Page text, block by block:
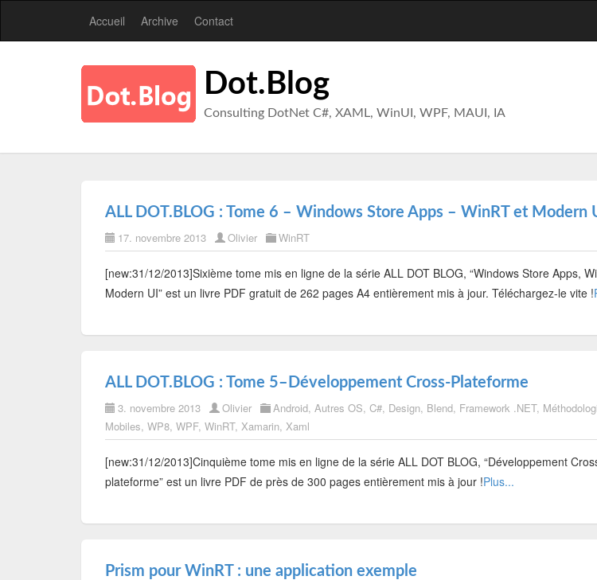
Accueil Archive Contact
Dot.Blog
Consulting DotNet C#, XAML, WinUI, WPF, MAUI, IA
ALL DOT.BLOG : Tome 6 – Windows Store Apps – WinRT et Modern
17. novembre 2013 Olivier WinRT
[new:31/12/2013]Sixième tome mis en ligne de la série ALL DOT BLOG, “Windows Store Apps,
Modern UI” est un livre PDF gratuit de 262 pages A4 entièrement mis à jour. Téléchargez-le vite !
ALL DOT.BLOG : Tome 5–Développement Cross-Plateforme
3. novembre 2013 Olivier Android, Autres OS, C#, Design, Blend, Framework .NET,
Mobiles, WP8, WPF, WinRT, Xamarin, Xaml
[new:31/12/2013]Cinquième tome mis en ligne de la série ALL DOT BLOG, “Développement
plateforme” est un livre PDF de près de 300 pages entièrement mis à jour !Plus...
Prism pour WinRT : une application exemple